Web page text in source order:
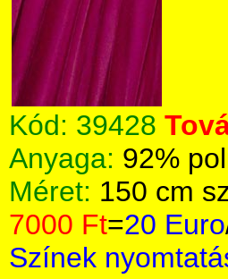
Kód: 39428
Anyaga: 92%
Méret: 150 cm
7000 Ft=20 Euro
Színek